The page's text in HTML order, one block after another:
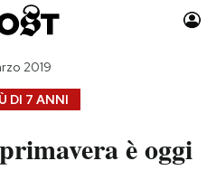
Auto
Moda
DI 7 ANNI
2019
è oggi